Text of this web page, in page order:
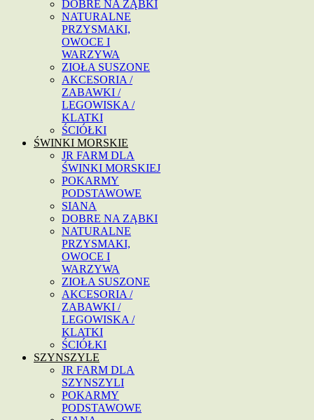
DOBRE NA ZĄBKI
NATURALNE
PRZYSMAKI,
OWOCE I
WARZYWA
ZIOŁA SUSZONE
AKCESORIA /
ZABAWKI /
LEGOWISKA /
KLATKI
ŚCIÓŁKI
ŚWINKI MORSKIE
JR FARM DLA
ŚWINKI MORSKIEJ
POKARMY
PODSTAWOWE
SIANA
DOBRE NA ZĄBKI
NATURALNE
PRZYSMAKI,
OWOCE I
WARZYWA
ZIOŁA SUSZONE
AKCESORIA /
ZABAWKI /
LEGOWISKA /
KLATKI
ŚCIÓŁKI
SZYNSZYLE
JR FARM DLA
SZYNSZYLI
POKARMY
PODSTAWOWE